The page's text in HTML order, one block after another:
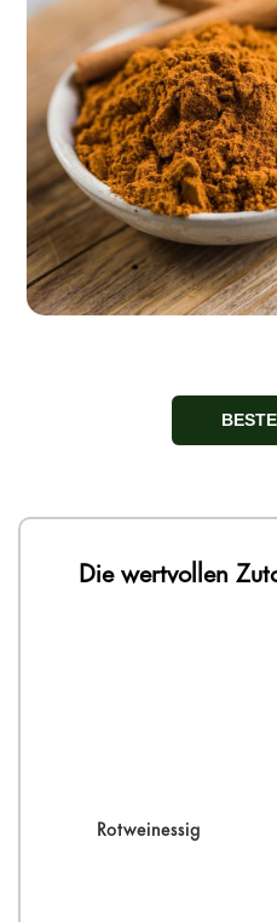
Die wertvollen
Rotweinessig
Fermentation veredelt, dient als